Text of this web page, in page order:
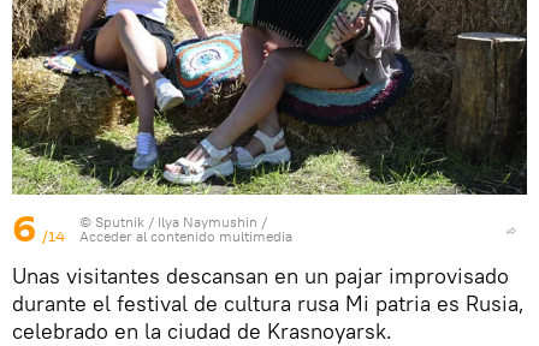
6 /14
© Sputnik / Ilya Naymushin /
Acceder al contenido multimedia
Unas visitantes descansan en un pajar improvisado
durante el festival de cultura rusa Mi patria es Rusia,
celebrado en la ciudad de Krasnoyarsk.